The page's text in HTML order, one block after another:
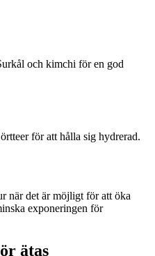
och kimchi för en god
för att hålla sig hydrerad.
när det är möjligt för att öka
exponeringen för
ätas